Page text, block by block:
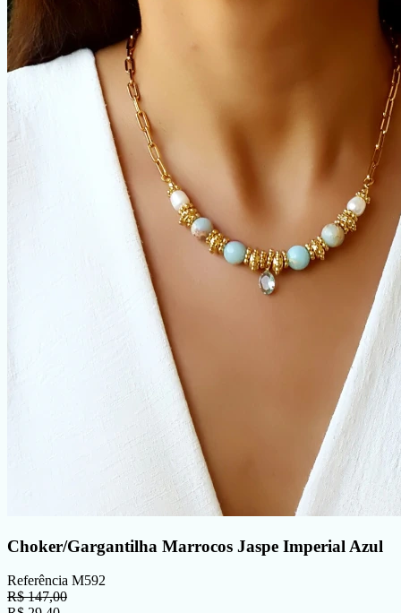
Choker/Gargantilha Marrocos Jaspe Imperial Azul
Referência M592
R$147,00